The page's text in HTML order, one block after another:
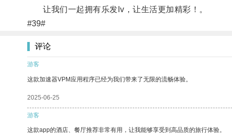
让我们一起拥有乐发lv，让生活更加精彩！。
#39#
评论
游客
这款加速器VPM应用程序已经为我们带来了无限的流畅体验。
2025-06-25
游客
这款app的酒店、餐厅推荐非常有用，让我能够享受到高品质的旅行体验。